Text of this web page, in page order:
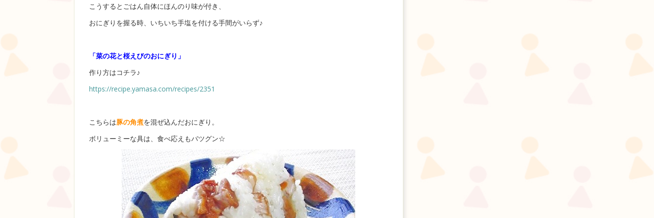
こうするとごはん自体にほんのり味が付き、
おにぎりを握る時、いちいち手塩を付ける手間がいらず♪
「菜の花と桜えびのおにぎり」
作り方はコチラ♪
https://recipe.yamasa.com/recipes/2351
こちらは豚の角煮を混ぜ込んだおにぎり。
ボリューミーな具は、食べ応えもバツグン☆